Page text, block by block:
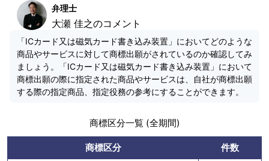
弁理士
大瀬 佳之のコメント
「ICカード又は磁気カード書き込み装置」においてどのような
商品やサービスに対して商標出願がされているのか確認してみ
ましょう。「ICカード又は磁気カード書き込み装置」において
商標出願の際に指定された商品やサービスは、自社が商標出願
する際の指定商品、指定役務の参考にすることができます。
商標区分一覧 (全期間)
商標区分
件数